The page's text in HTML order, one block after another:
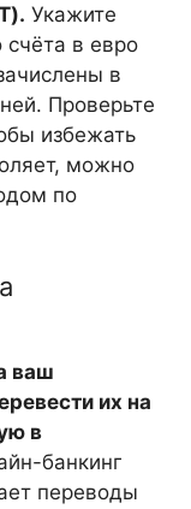
Укажите
счёта в евро
в
Проверьте
избежать
можно
по
ваш
их на
в
банкинг
переводы